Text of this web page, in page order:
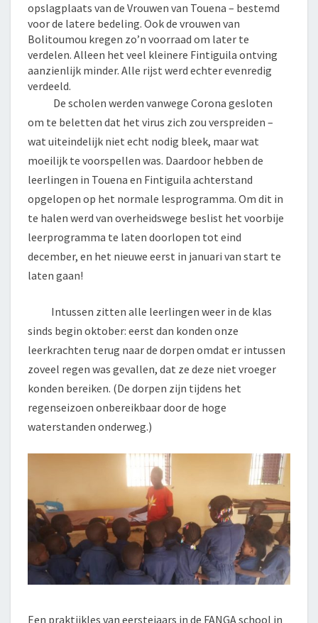
opslagplaats van de Vrouwen van Touena – bestemd
voor de latere bedeling. Ook de vrouwen van
Bolitoumou kregen zo’n voorraad om later te
verdelen. Alleen het veel kleinere Fintiguila ontving
aanzienlijk minder. Alle rijst werd echter evenredig
verdeeld.
De scholen werden vanwege Corona gesloten
om te beletten dat het virus zich zou verspreiden –
wat uiteindelijk niet echt nodig bleek, maar wat
moeilijk te voorspellen was. Daardoor hebben de
leerlingen in Touena en Fintiguila achterstand
opgelopen op het normale lesprogramma. Om dit in
te halen werd van overheidswege beslist het voorbije
leerprogramma te laten doorlopen tot eind
december, en het nieuwe eerst in januari van start te
laten gaan!
Intussen zitten alle leerlingen weer in de klas
sinds begin oktober: eerst dan konden onze
leerkrachten terug naar de dorpen omdat er intussen
zoveel regen was gevallen, dat ze deze niet vroeger
konden bereiken. (De dorpen zijn tijdens het
regenseizoen onbereikbaar door de hoge
waterstanden onderweg.)
Een praktijkles van eerstejaars in de FANGA school in